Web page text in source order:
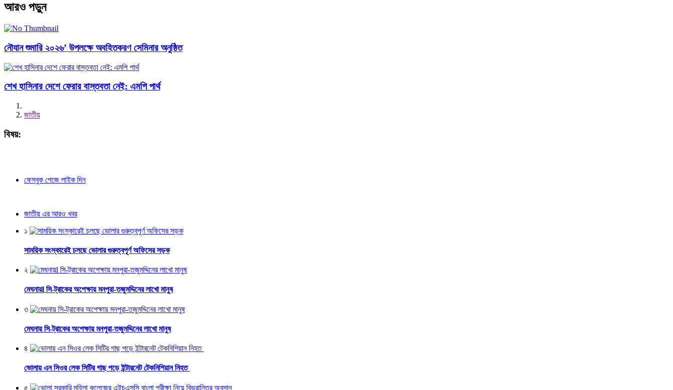
আরও পড়ুন
নৌযান শুমারি ২০২৬’ উপলক্ষে অবহিতকরণ সেমিনার অনুষ্ঠিত
শেখ হাসিনার দেশে ফেরার বাস্তবতা নেই: এমপি পার্থ
জাতীয়
বিষয়:
ফেসবুক পেজে লাইক দিন
জাতীয় এর আরও খবর
১
সাময়িক সংস্কারেই চলছে ভোলার গুরুত্বপূর্ণ অফিসের সড়ক
২
মেঘনায়l সি-ট্রাকের অপেক্ষায় মনপুরা-তজুমদ্দিনের লাখো মানুষ
৩
মেঘনায় সি-ট্রাকের অপেক্ষায় মনপুরা-তজুমদ্দিনের লাখো মানুষ
৪
ভোলায় এন সিওর লেক সিটির গাছ পড়ে ইন্টারনেট টেকনিশিয়ান নিহত
৫